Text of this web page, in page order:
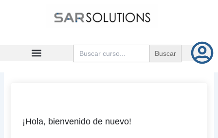
Buscar:
¡Hola, bienvenido de nuevo!